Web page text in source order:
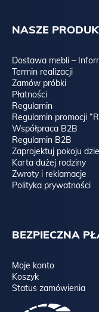
NASZE
Dostawa mebli –
Termin realizacji
Zamów próbki
Płatności
Regulamin
Regulamin promocji
Współpraca B2B
Regulamin B2B
Zaprojektuj pokoju
Karta dużej rodziny
Zwroty i reklamacje
Polityka prywatności
BEZPIECZNA
Moje konto
Koszyk
Status zamówienia